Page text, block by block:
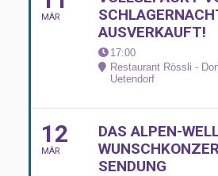
MÄR
AUSVERKAUFT!
17:00
Restaurant Rössli -
Uetendorf
12
MÄR
DAS ALPEN-
SENDUNG